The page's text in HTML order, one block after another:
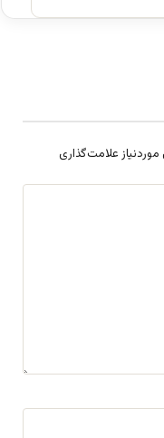
علامت‌گذاری